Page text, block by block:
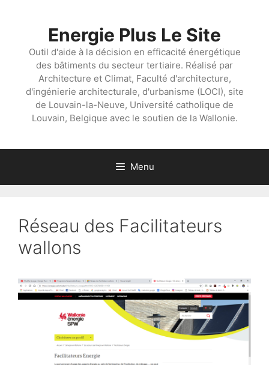
Energie Plus Le Site
Outil d'aide à la décision en efficacité énergétique
des bâtiments du secteur tertiaire. Réalisé par
Architecture et Climat, Faculté d'architecture,
d'ingénierie architecturale, d'urbanisme (LOCI), site
de Louvain-la-Neuve, Université catholique de
Louvain, Belgique avec le soutien de la Wallonie.
Menu
Réseau des Facilitateurs
wallons